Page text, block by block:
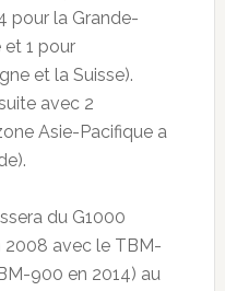
pour la Grande-
et 1 pour
et la Suisse).
avec 2
Asie-Pacifique a
du G1000
2008 avec le TBM-
900 en 2014) au